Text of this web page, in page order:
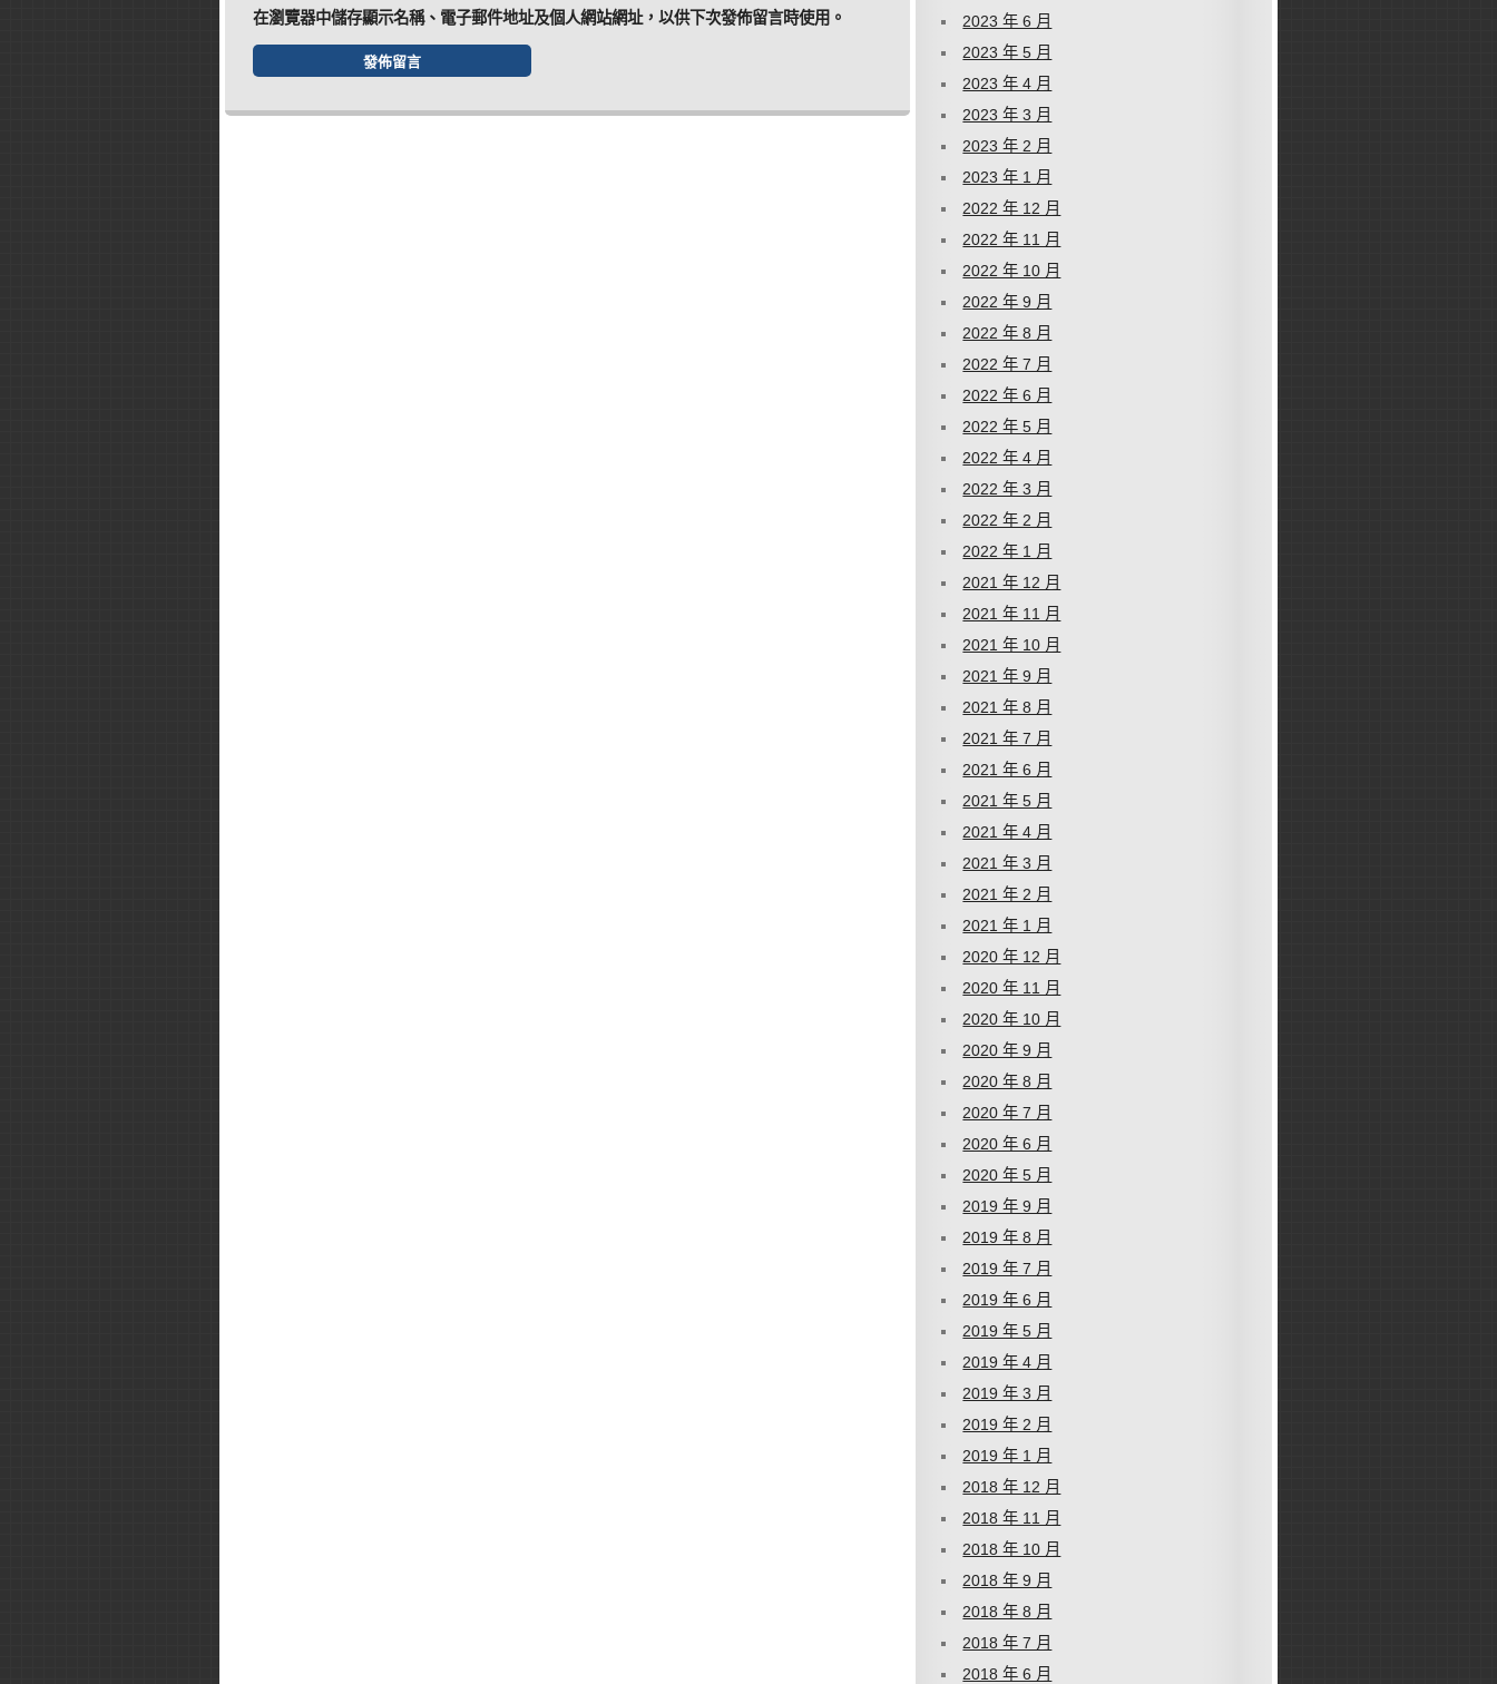
在瀏覽器中儲存顯示名稱、電子郵件地址及個人網站網址，以供下次發佈留言時使用。
2023 年 6 月
2023 年 5 月
2023 年 4 月
2023 年 3 月
2023 年 2 月
2023 年 1 月
2022 年 12 月
2022 年 11 月
2022 年 10 月
2022 年 9 月
2022 年 8 月
2022 年 7 月
2022 年 6 月
2022 年 5 月
2022 年 4 月
2022 年 3 月
2022 年 2 月
2022 年 1 月
2021 年 12 月
2021 年 11 月
2021 年 10 月
2021 年 9 月
2021 年 8 月
2021 年 7 月
2021 年 6 月
2021 年 5 月
2021 年 4 月
2021 年 3 月
2021 年 2 月
2021 年 1 月
2020 年 12 月
2020 年 11 月
2020 年 10 月
2020 年 9 月
2020 年 8 月
2020 年 7 月
2020 年 6 月
2020 年 5 月
2019 年 9 月
2019 年 8 月
2019 年 7 月
2019 年 6 月
2019 年 5 月
2019 年 4 月
2019 年 3 月
2019 年 2 月
2019 年 1 月
2018 年 12 月
2018 年 11 月
2018 年 10 月
2018 年 9 月
2018 年 8 月
2018 年 7 月
2018 年 6 月